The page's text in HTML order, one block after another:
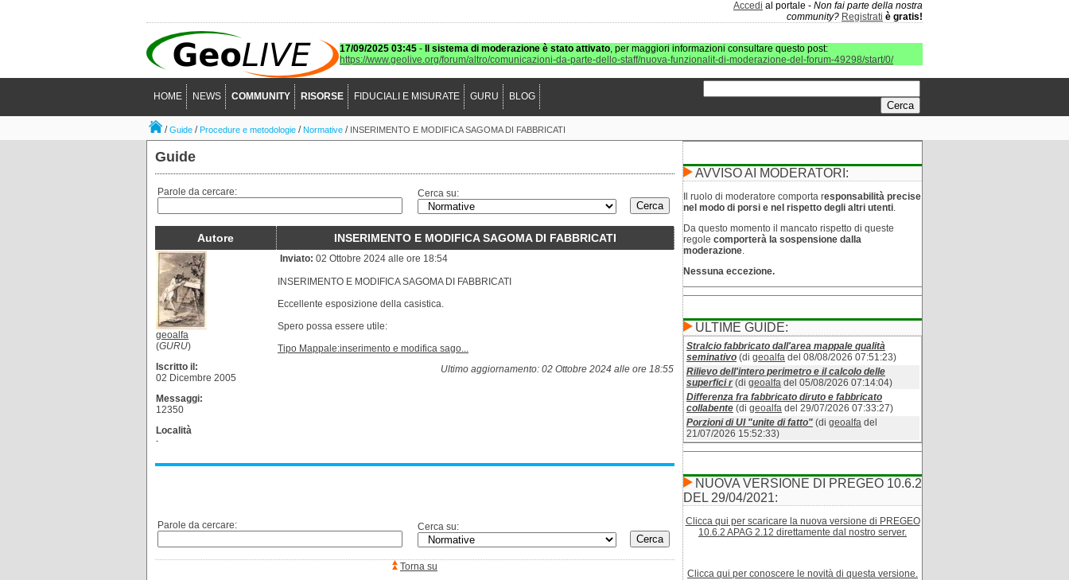
Accedi al portale - Non fai parte della nostra
community? Registrati è gratis!
17/09/2025 03:45 - Il sistema di moderazione è stato attivato, per maggiori informazioni consultare questo post:
https://www.geolive.org/forum/altro/comunicazioni-da-parte-dello-staff/nuova-funzionalit-di-moderazione-del-forum-49298/start/0/
HOME NEWS COMMUNITY RISORSE FIDUCIALI E MISURATE GURU BLOG
/Guide /Procedure e metodologie /Normative / INSERIMENTO E MODIFICA SAGOMA DI FABBRICATI
Guide
Parole da cercare: Cerca su:
Autore INSERIMENTO E MODIFICA SAGOMA DI FABBRICATI
geoalfa
(GURU)
Iscritto il:
02 Dicembre 2005
Messaggi:
12350
Località
-
Inviato: 02 Ottobre 2024 alle ore 18:54
INSERIMENTO E MODIFICA SAGOMA DI FABBRICATI
Eccellente esposizione della casistica.
Spero possa essere utile:
Tipo Mappale:inserimento e modifica sago...
Ultimo aggiornamento: 02 Ottobre 2024 alle ore 18:55
Parole da cercare: Cerca su:
Torna su
AVVISO AI MODERATORI:
Il ruolo di moderatore comporta responsabilità precise
nel modo di porsi e nel rispetto degli altri utenti.
Da questo momento il mancato rispetto di queste
regole comporterà la sospensione dalla
moderazione.
Nessuna eccezione.
ULTIME GUIDE:
Stralcio fabbricato dall'area mappale qualità
seminativo (di geoalfa del 08/08/2026 07:51:23)
Rilievo dell'intero perimetro e il calcolo delle
superfici r (di geoalfa del 05/08/2026 07:14:04)
Differenza fra fabbricato diruto e fabbricato
collabente (di geoalfa del 29/07/2026 07:33:27)
Porzioni di UI "unite di fatto" (di geoalfa del
21/07/2026 15:52:33)
NUOVA VERSIONE DI PREGEO 10.6.2
DEL 29/04/2021:
Clicca qui per scaricare la nuova versione di PREGEO
10.6.2 APAG 2.12 direttamente dal nostro server.
Clicca qui per conoscere le novità di questa versione.